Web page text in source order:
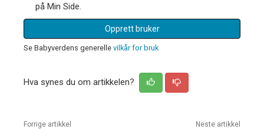
på Min Side.
Opprett bruker
Se Babyverdens generelle vilkår for bruk
Hva synes du om artikkelen?
Forrige artikkel Neste artikkel